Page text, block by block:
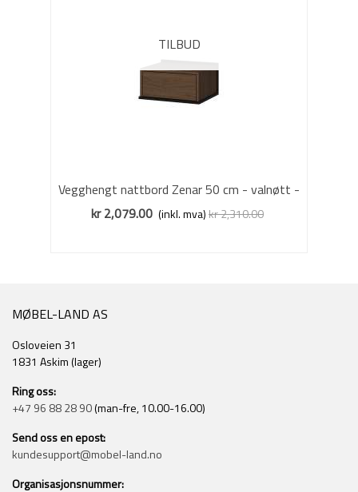
TILBUD
Vegghengt nattbord Zenar 50 cm - valnøtt -
med skuff
kr 2,079.00 (inkl. mva)kr 2,310.00
MØBEL-LAND AS
Osloveien 31
1831 Askim (lager)
Ring oss:
+47 96 88 28 90(man-fre, 10.00-16.00)
Send oss en epost:
kundesupport@mobel-land.no
Organisasjonsnummer: